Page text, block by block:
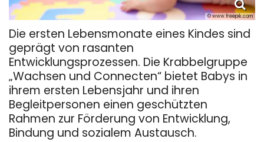
© www.freepik.com
Die ersten Lebensmonate eines Kindes sind
geprägt von rasanten
Entwicklungsprozessen. Die Krabbelgruppe
„Wachsen und Connecten“ bietet Babys in
ihrem ersten Lebensjahr und ihren
Begleitpersonen einen geschützten
Rahmen zur Förderung von Entwicklung,
Bindung und sozialem Austausch.